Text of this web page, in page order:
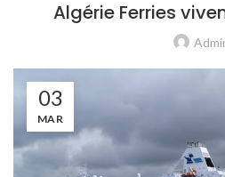
Algérie Ferries
03
MAR